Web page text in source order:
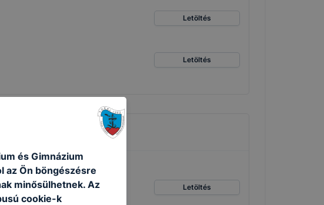
Letöltés
Letöltés
Letöltés
és Gimnázium
az Ön böngészésre
minősülhetnek. Az
cookie-k